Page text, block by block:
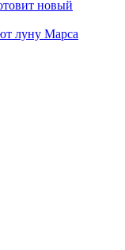
новый
луну Марса